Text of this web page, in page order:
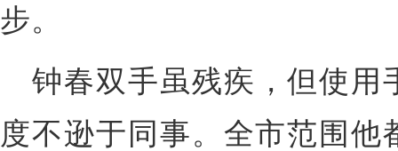
步。
钟春双手虽残疾，但使用
度不逊于同事。全市范围